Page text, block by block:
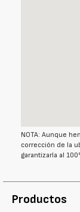
NOTA: Aunque
corrección de la
garantizarla al
Productos